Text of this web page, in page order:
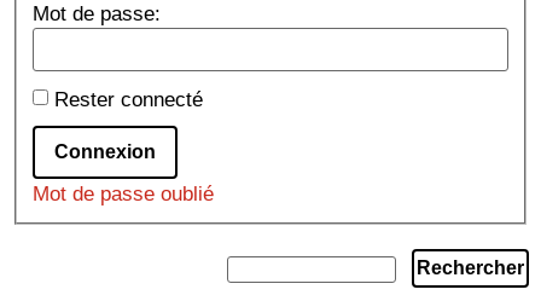
Mot de passe:
Rester connecté
Connexion
Mot de passe oublié